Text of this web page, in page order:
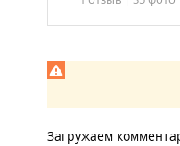
Загружаем